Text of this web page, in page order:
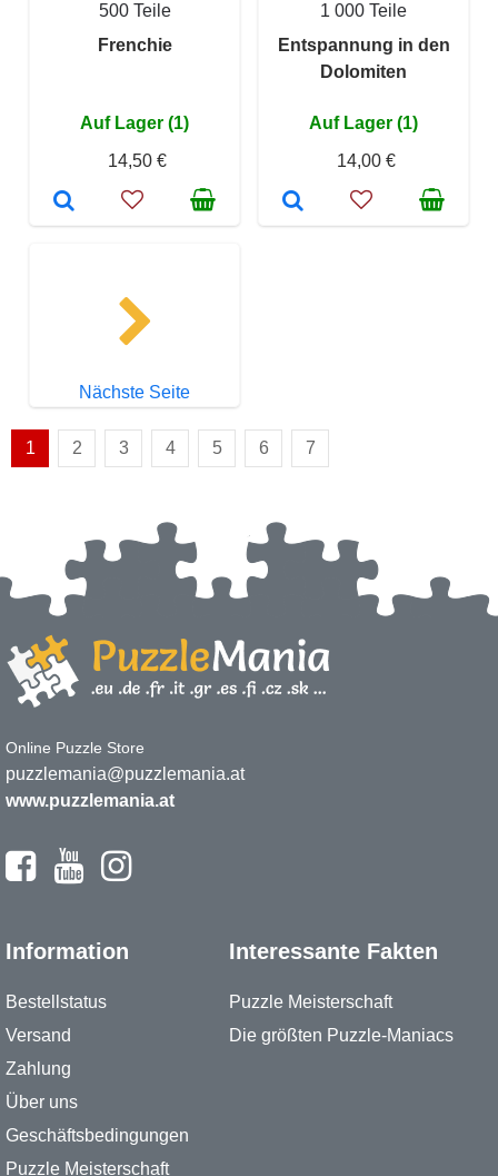
500 Teile
Frenchie
Auf Lager (1)
14,50 €
1 000 Teile
Entspannung in den
Dolomiten
Auf Lager (1)
14,00 €
Nächste Seite
1 2 3 4 5 6 7
Online Puzzle Store
puzzlemania@puzzlemania.at
www.puzzlemania.at
Information
Bestellstatus
Versand
Zahlung
Über uns
Geschäftsbedingungen
Puzzle Meisterschaft
Interessante Fakten
Puzzle Meisterschaft
Die größten Puzzle-Maniacs